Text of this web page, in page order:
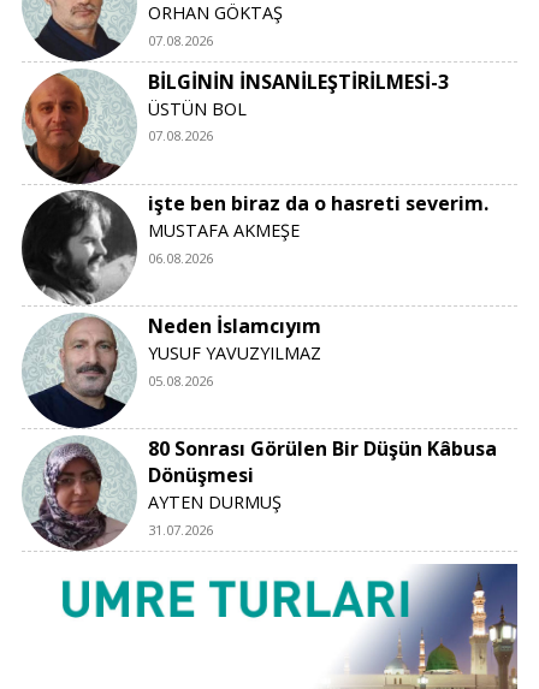
ORHAN GÖKTAŞ
07.08.2026
BİLGİNİN İNSANİLEŞTİRİLMESİ-3
ÜSTÜN BOL
07.08.2026
işte ben biraz da o hasreti severim.
MUSTAFA AKMEŞE
06.08.2026
Neden İslamcıyım
YUSUF YAVUZYILMAZ
05.08.2026
80 Sonrası Görülen Bir Düşün Kâbusa
Dönüşmesi
AYTEN DURMUŞ
31.07.2026